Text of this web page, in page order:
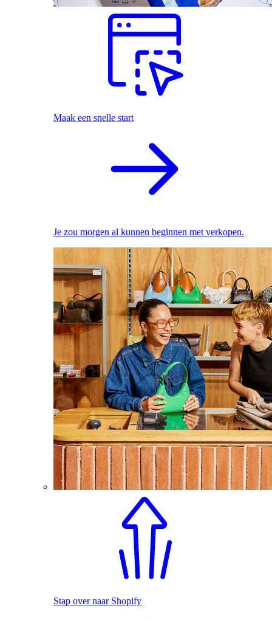
Maak een snelle start
Je zou morgen al kunnen beginnen met verkopen.
Stap over naar Shopify